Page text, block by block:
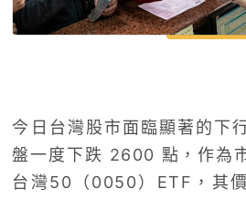
今日台灣股市面臨顯著的下
盤一度下跌 2600 點，作為
台灣50（0050）ETF，其